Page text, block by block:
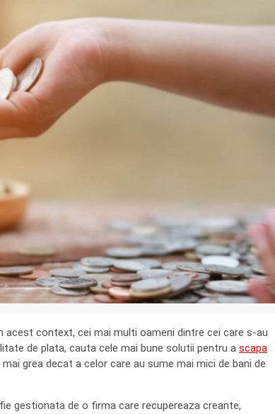
acest context, cei mai multi oameni dintre cei care s-au
de plata, cauta cele mai bune solutii pentru a scapa
grea decat a celor care au sume mai mici de bani de
gestionata de o firma care recupereaza creante,